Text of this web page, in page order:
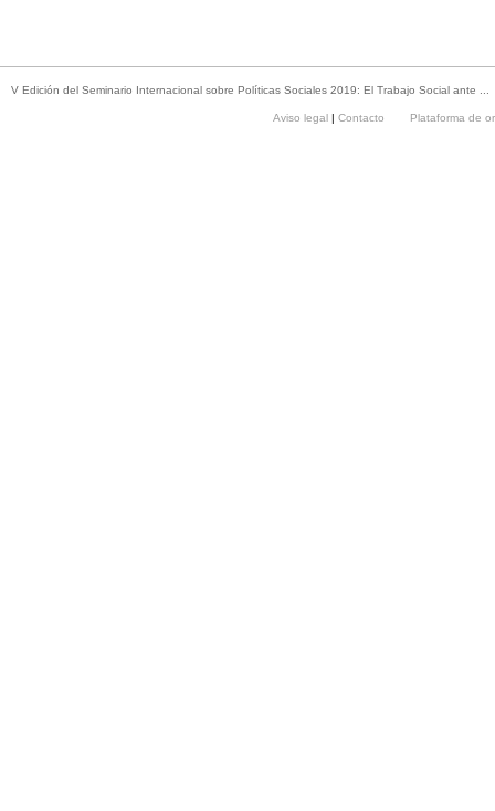
V Edición del Seminario Internacional sobre Políticas Sociales 2019: El Trabajo Social ante ...
Aviso legal | Contacto Plataforma de